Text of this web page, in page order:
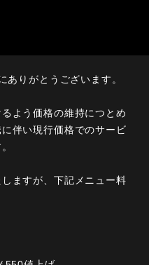
ありがとうございます。
よう価格の維持につとめ
伴い現行価格でのサービ
ますが、下記メニュー料